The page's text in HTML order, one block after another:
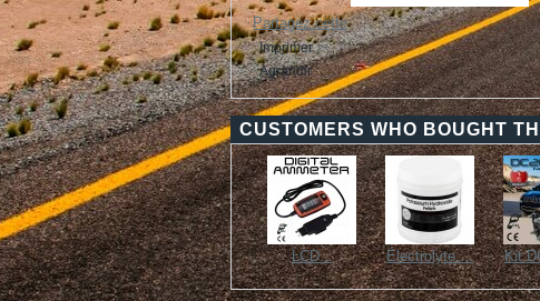
Partagez cette
Imprimer
Agrandir
CUSTOMERS WHO BOUGHT
LCD... Électrolyte.... Kit